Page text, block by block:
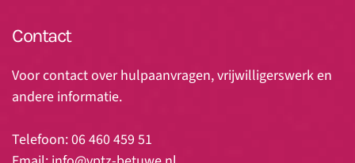
Contact
Voor contact over hulpaanvragen, vrijwilligerswerk en
andere informatie.
Telefoon: 06 460 459 51